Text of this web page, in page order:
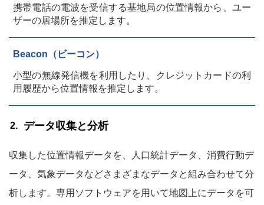
携帯電話の電波を受信する基地局の位置情報から、ユー
ザーの居場所を推定します。
Beacon（ビーコン）
小型の無線発信機を利用したり、クレジットカードの利
用履歴から位置情報を推定します。
データ収集と分析
収集した位置情報データを、人口統計データ、消費行動デ
ータ、気象データなどさまざまなデータと組み合わせて分
析します。専用ソフトウェアを用いて地図上にデータを可